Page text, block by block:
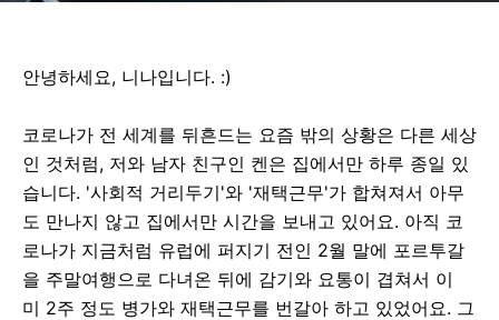
안녕하세요, 니나입니다. :)
코로나가 전 세계를 뒤흔드는 요즘 밖의 상황은 다른 세상
인 것처럼, 저와 남자 친구인 켄은 집에서만 하루 종일 있
습니다. '사회적 거리두기'와 '재택근무'가 합쳐져서 아무
도 만나지 않고 집에서만 시간을 보내고 있어요. 아직 코
로나가 지금처럼 유럽에 퍼지기 전인 2월 말에 포르투갈
을 주말여행으로 다녀온 뒤에 감기와 요통이 겹쳐서 이
미 2주 정도 병가와 재택근무를 번갈아 하고 있었어요. 그